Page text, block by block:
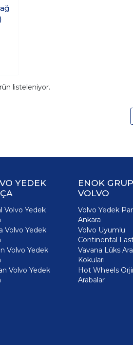
listeleniyor.
YEDEK
Volvo Yedek
Volvo Yedek
Volvo Yedek
Volvo Yedek
ENOK GRUP
VOLVO
Volvo Yedek
Ankara
Volvo Uyumlu
Continental
Vavana Lüks
Kokuları
Hot Wheels
Arabalar